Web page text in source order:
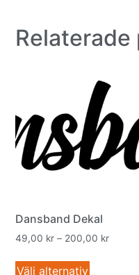
Dansband Dekal
49,00 kr – 200,00 kr
Välj alternativ